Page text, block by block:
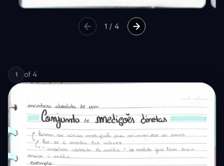
1 /4
1 of 4